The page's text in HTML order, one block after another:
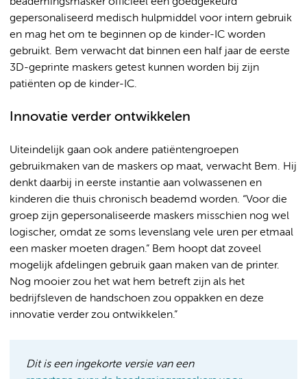
gepersonaliseerd medisch hulpmiddel voor intern gebruik
en mag het om te beginnen op de kinder-IC worden
gebruikt. Bem verwacht dat binnen een half jaar de eerste
3D-geprinte maskers getest kunnen worden bij zijn
patiënten op de kinder-IC.
Innovatie verder ontwikkelen
Uiteindelijk gaan ook andere patiëntengroepen
gebruikmaken van de maskers op maat, verwacht Bem. Hij
denkt daarbij in eerste instantie aan volwassenen en
kinderen die thuis chronisch beademd worden. “Voor die
groep zijn gepersonaliseerde maskers misschien nog wel
logischer, omdat ze soms levenslang vele uren per etmaal
een masker moeten dragen.” Bem hoopt dat zoveel
mogelijk afdelingen gebruik gaan maken van de printer.
Nog mooier zou het wat hem betreft zijn als het
bedrijfsleven de handschoen zou oppakken en deze
innovatie verder zou ontwikkelen.”
Dit is een ingekorte versie van een